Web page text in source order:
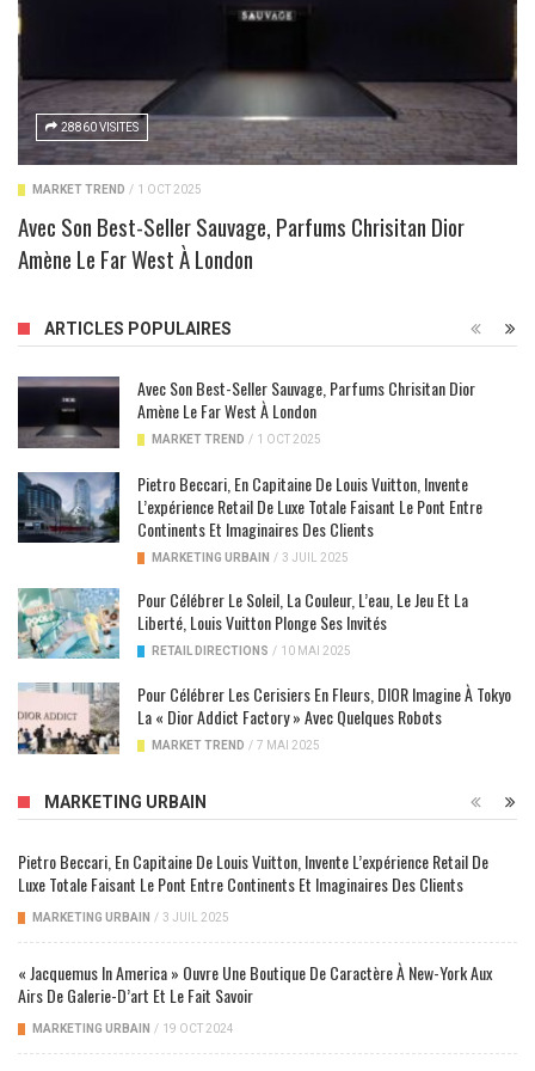
28860 VISITES
MARKET TREND / 1 OCT 2025
Avec Son Best-Seller Sauvage, Parfums Chrisitan Dior
Amène Le Far West À London
ARTICLES POPULAIRES
Avec Son Best-Seller Sauvage, Parfums Chrisitan Dior
Amène Le Far West À London
MARKET TREND / 1 OCT 2025
Pietro Beccari, En Capitaine De Louis Vuitton, Invente
L’expérience Retail De Luxe Totale Faisant Le Pont Entre
Continents Et Imaginaires Des Clients
MARKETING URBAIN / 3 JUIL 2025
Pour Célébrer Le Soleil, La Couleur, L’eau, Le Jeu Et La
Liberté, Louis Vuitton Plonge Ses Invités
RETAIL DIRECTIONS / 10 MAI 2025
Pour Célébrer Les Cerisiers En Fleurs, DIOR Imagine À Tokyo
La « Dior Addict Factory » Avec Quelques Robots
MARKET TREND / 7 MAI 2025
MARKETING URBAIN
Pietro Beccari, En Capitaine De Louis Vuitton, Invente L’expérience Retail De
Luxe Totale Faisant Le Pont Entre Continents Et Imaginaires Des Clients
MARKETING URBAIN / 3 JUIL 2025
« Jacquemus In America » Ouvre Une Boutique De Caractère À New-York Aux
Airs De Galerie-D’art Et Le Fait Savoir
MARKETING URBAIN / 19 OCT 2024